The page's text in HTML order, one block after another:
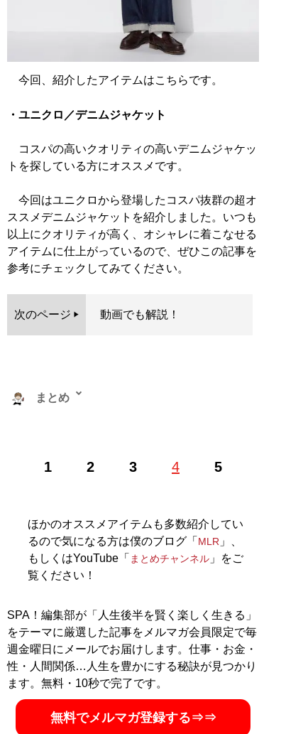
今回、紹介したアイテムはこちらです。
・ユニクロ／デニムジャケット
コスパの高いクオリティの高いデニムジャケッ
トを探している方にオススメです。
今回はユニクロから登場したコスパ抜群の超オ
ススメデニムジャケットを紹介しました。いつも
以上にクオリティが高く、オシャレに着こなせる
アイテムに仕上がっているので、ぜひこの記事を
参考にチェックしてみてください。
次のページ 動画でも解説！
1 2 3 4 5
まとめ
ップ、古着、ウェブメディアなどアパレルに関する多彩
配信中！
記事一覧へ
ほかのオススメアイテムも多数紹介してい
るので気になる方は僕のブログ「 MLR 」、
もしくはYouTube「 まとめチャンネル」をご
覧ください！
SPA！編集部が「人生後半を賢く楽しく生きる」
をテーマに厳選した記事をメルマガ会員限定で毎
週金曜日にメールでお届けします。仕事・お金・
性・人間関係…人生を豊かにする秘訣が見つかり
ます。無料・10秒で完了です。
無料でメルマガ登録する⇒⇒